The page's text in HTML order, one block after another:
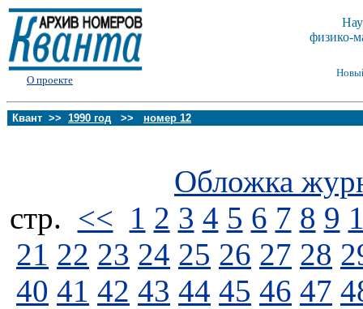
О проекте
физико-
Квант >> 1990 год >> номер 12
Обложка
стp. << 1 2 3 4 5 6 7 8 9
21 22 23 24 25 26 27 28
40 41 42 43 44 45 46 47